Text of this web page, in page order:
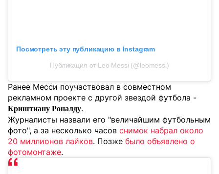
Посмотреть эту публикацию в Instagram
Публикация от Leo Messi (@leomessi)
Ранее Месси поучаствовал в совместном
рекламном проекте с другой звездой футбола -
Криштиану Роналду.
Журналисты назвали его "величайшим футбольным
фото", а за несколько часов снимок набрал около
20 миллионов лайков. Позже было объявлено о
фотомонтаже.